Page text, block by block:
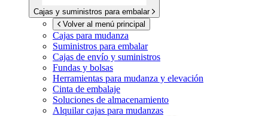
Cajas y suministros para embalar
Volver al menú principal
Cajas para mudanza
Suministros para embalar
Cajas de envío y suministros
Fundas y bolsas
Herramientas para mudanza y elevación
Cinta de embalaje
Soluciones de almacenamiento
Alquilar cajas para mudanzas